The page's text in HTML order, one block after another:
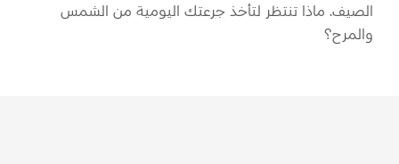
الصيف. ماذا تنتظر لتأخذ جرعتك اليومية من الشمس
والمرح؟